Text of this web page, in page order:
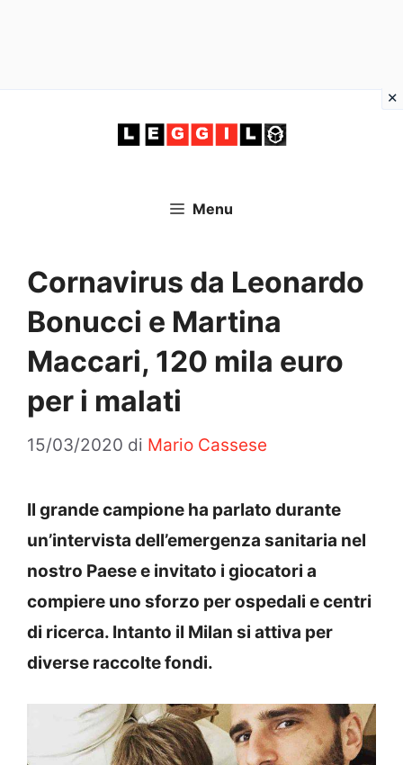
Menu
Cornavirus da Leonardo
Bonucci e Martina
Maccari, 120 mila euro
per i malati
15/03/2020 di Mario Cassese
Il grande campione ha parlato durante
un’intervista dell’emergenza sanitaria nel
nostro Paese e invitato i giocatori a
compiere uno sforzo per ospedali e centri
di ricerca. Intanto il Milan si attiva per
diverse raccolte fondi.